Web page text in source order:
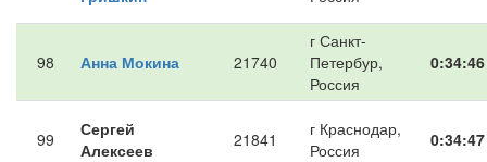
98 Анна Мокина 21740
г Санкт-
Петербур,
Россия
0:34:46
99
Сергей
Алексеев
21841
г Краснодар,
Россия
0:34:47